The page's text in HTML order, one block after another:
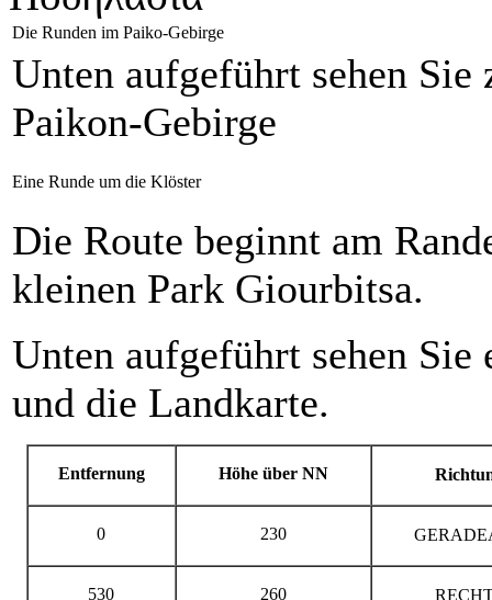
Die Runden im Paiko-Gebirge
Unten aufgeführt sehen
Paikon-Gebirge
Eine Runde um die Klöster
Die Route beginnt am
kleinen Park Giourbitsa.
Unten aufgeführt sehen
und die Landkarte.
Entfernung Höhe über NN
0 230
530 260